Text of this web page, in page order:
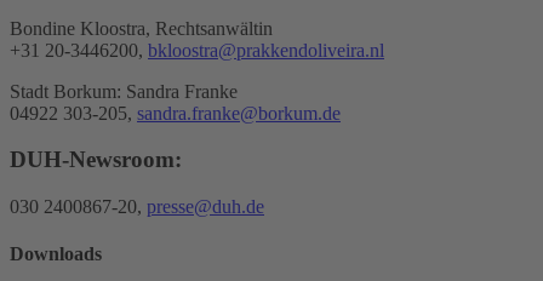
Bondine Kloostra, Rechtsanwältin
+31 20-3446200, bkloostra@prakkendoliveira.nl
Stadt Borkum: Sandra Franke
04922 303-205, sandra.franke@borkum.de
DUH-Newsroom:
030 2400867-20, presse@duh.de
Downloads